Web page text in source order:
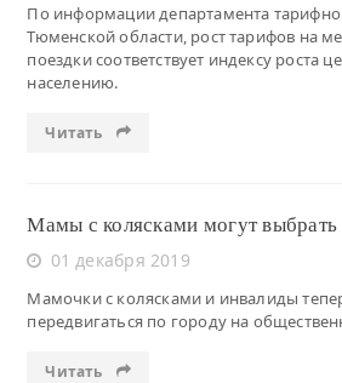
По информации департамента
Тюменской области, рост тарифов на
поездки соответствует индексу роста
населению.
Читать
Мамы с колясками могут выбрать
01 декабря 2019
Мамочки с колясками и инвалиды
передвигаться по городу на
Читать